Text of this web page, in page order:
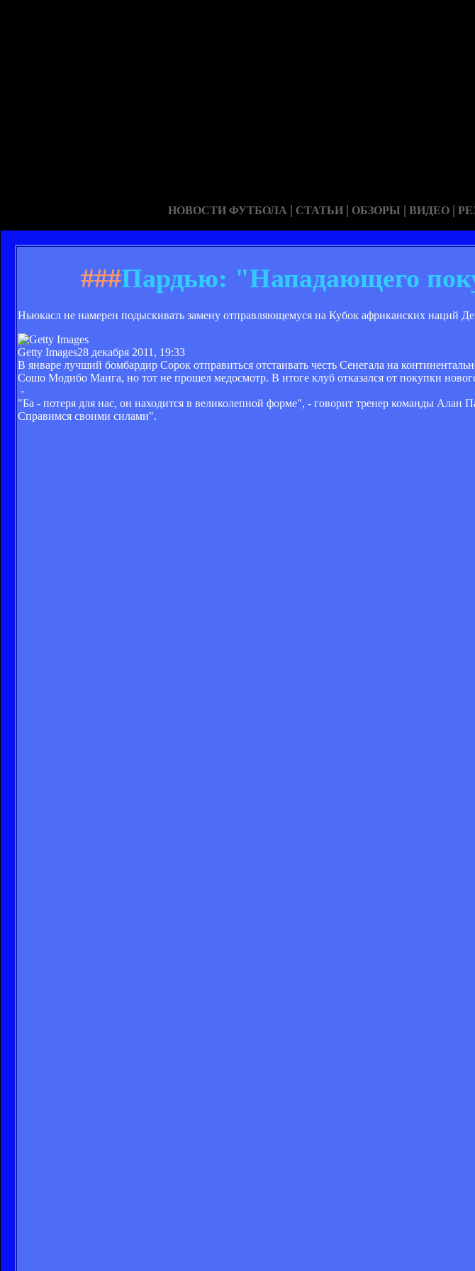
НОВОСТИ ФУТБОЛА | СТАТЬИ | ОБЗОРЫ | ВИДЕО |
###Пардью: "Нападающего
Ньюкасл не намерен подыскивать замену отправляющемуся на Кубок африканских наций
Getty Images28 декабря 2011, 19:33
В январе лучший бомбардир Сорок отправиться отстаивать честь Сенегала на
Сошо Модибо Маига, но тот не прошел медосмотр. В итоге клуб отказался от покупки
-
"Ба - потеря для нас, он находится в великолепной форме", - говорит тренер команды
Справимся своими силами".